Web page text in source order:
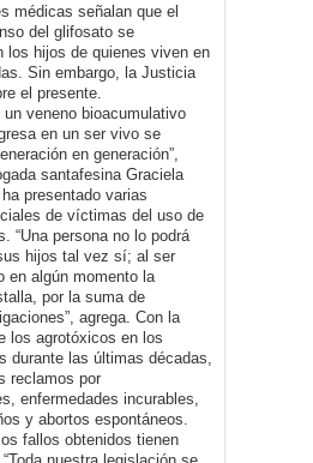
médicas señalan que el
del glifosato se
los hijos de quienes viven en
Sin embargo, la Justicia
el presente.
veneno bioacumulativo
en un ser vivo se
en generación”,
santafesina Graciela
presentado varias
de víctimas del uso de
“Una persona no lo podrá
hijos tal vez sí; al ser
en algún momento la
por la suma de
agrega. Con la
los agrotóxicos en los
durante las últimas décadas,
reclamos por
enfermedades incurables,
y abortos espontáneos.
fallos obtenidos tienen